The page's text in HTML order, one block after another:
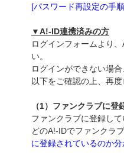
[パスワード再設定の手
▼A!-ID連携済みの方
ログインフォームより
い。
ログインができない場
以下をご確認の上、再
（1）ファンクラブに
ファンクラブに登録し
どのA!-IDでファンクラ
に登録されているのか分